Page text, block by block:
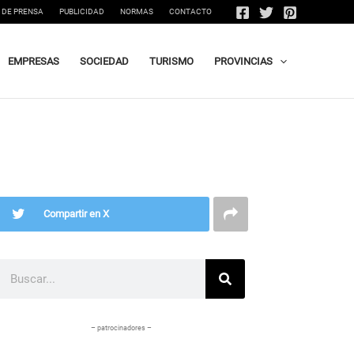
PRENSA PUBLICIDAD NORMAS CONTACTO
EMPRESAS SOCIEDAD TURISMO PROVINCIAS
Compartir en X
– patrocinadores –